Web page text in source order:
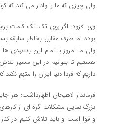
ولی چیزی که ما را وادار می کند که
وی افزود: اگر روی تک تک کلمات
بوده اما طرف مقابل بخاطر سابقه
ولی ما امروز با تمام این بدعهدی
هستیم تا بتوانیم در این مسیر
داریم که فردا دنیا ایران را متهم
فرماندار لاهیجان اظهارداشت:
بزرگ نمایی مشکلات گره ای از
و قوا است و باید تلاش کنیم در